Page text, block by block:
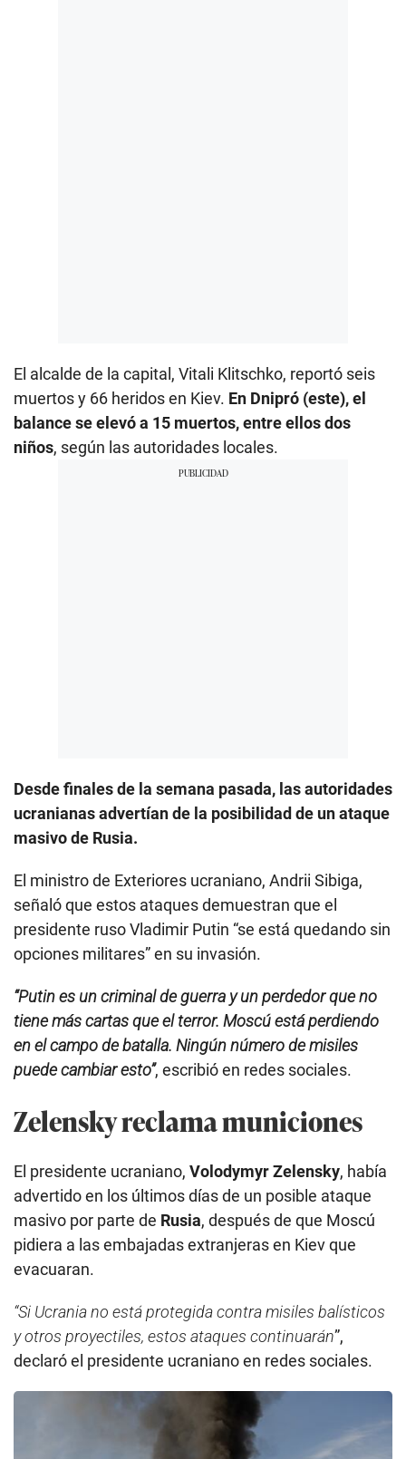
El alcalde de la capital, Vitali Klitschko, reportó seis
muertos y 66 heridos en Kiev. En Dnipró (este), el
balance se elevó a 15 muertos, entre ellos dos
niños, según las autoridades locales.
Desde finales de la semana pasada, las autoridades
ucranianas advertían de la posibilidad de un ataque
masivo de Rusia.
El ministro de Exteriores ucraniano, Andrii Sibiga,
señaló que estos ataques demuestran que el
presidente ruso Vladimir Putin “se está quedando sin
opciones militares” en su invasión.
“Putin es un criminal de guerra y un perdedor que no
tiene más cartas que el terror. Moscú está perdiendo
en el campo de batalla. Ningún número de misiles
puede cambiar esto”, escribió en redes sociales.
Zelensky reclama municiones
El presidente ucraniano, Volodymyr Zelensky, había
advertido en los últimos días de un posible ataque
masivo por parte de Rusia, después de que Moscú
pidiera a las embajadas extranjeras en Kiev que
evacuaran.
“Si Ucrania no está protegida contra misiles balísticos
y otros proyectiles, estos ataques continuarán”,
declaró el presidente ucraniano en redes sociales.